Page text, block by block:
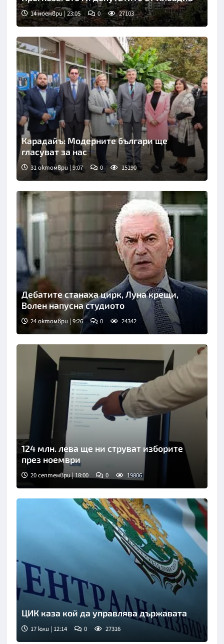
14 ноември | 23:05 0 27103
Карадайъ: Модерните българи ще
гласуват за нас
31 октомври | 9:07 0 15190
Дебатите станаха цирк, Луна крещи,
Волен напусна студиото
24 октомври | 9:26 0 24342
124 млн. лева ще ни струват изборите
през ноември
20 септември | 18:00 0 19806
ЦИК каза кой да управлява държавата
17 юли | 12:14 0 27316